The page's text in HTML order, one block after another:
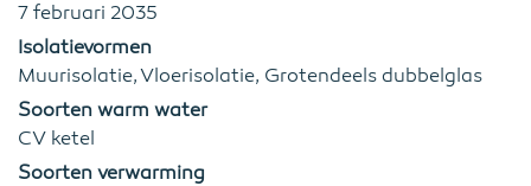
7 februari 2035
Isolatievormen
Muurisolatie, Vloerisolatie, Grotendeels dubbelglas
Soorten warm water
CV ketel
Soorten verwarming